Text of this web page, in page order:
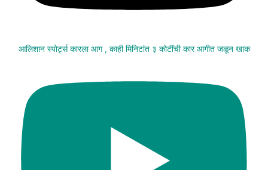
आलिशान स्पोर्ट्स कारला आग , काही मिनिटांत ३ कोटींची कार आगीत जळून खाक